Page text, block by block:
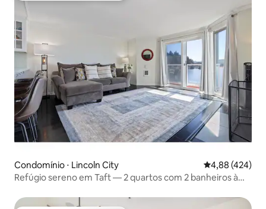
Condomínio ⋅ Lincoln City 4,88 de uma
4,88 (424)
Refúgio sereno em Taft — 2 quartos com 2 banheiros à